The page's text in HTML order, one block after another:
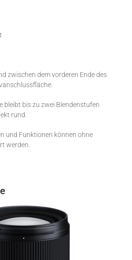
zwischen dem vorderen Ende des
bleibt bis zu zwei Blendenstufen
rund.
und Funktionen können ohne
werden.